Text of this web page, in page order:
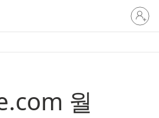
귀
하
계
월